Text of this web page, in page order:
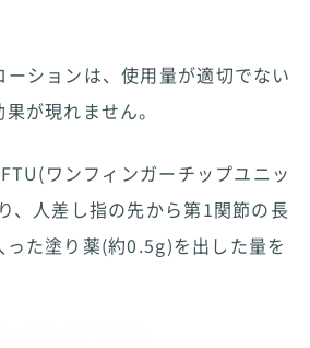
ションは、使用量が適切でない
が現れません。
ワンフィンガーチップユニッ
、人差し指の先から第1関節の長
った塗り薬(約0.5g)を出した量を